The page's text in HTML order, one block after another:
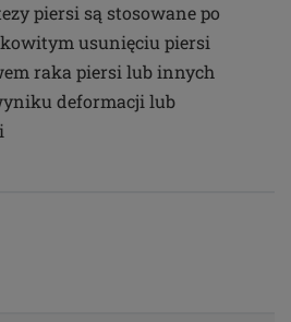
piersi są stosowane po
usunięciu piersi
raka piersi lub innych
deformacji lub